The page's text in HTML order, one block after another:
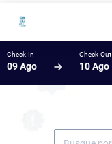
Check-In
09 Ago
Check-Out
10 Ago